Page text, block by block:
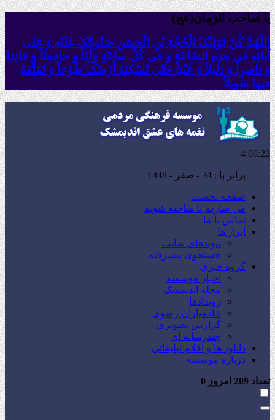
یا صاحب الزمان(عج)
اللّهُمَّ کُنْ لِوَلِیِّکَ الْحُجَّةِ بْنِ الْحَسَنِ صَلَواتُکَ عَلَیْهِ وَ عَلى
آبائِهِ فی هذِهِ السّاعَةِ وَ فی کُلِّ ساعَةٍ وَلِیّاً وَ حافِظاً وَ قائِدا
‏وَ ناصِراً وَ دَلیلاً وَ عَیْناً حَتّى تُسْکِنَهُ أَرْضَک َطَوْعاً وَ تُمَتِّعَهُ
فیها طَویلاً
4:06:24
برابر با : 24 - صفر - 1448
صفحه نخست
می سازیم تا ساخته شویم
تماس با ما
ابزار ها
پیوندهای سایت
جستجوی پیشرفته
گروه خبری
اخبار موسسه
مجله اندیمشک
رویدادها
خادمیاران رضوی
گزارش تصویری
چندرسانه ای
دانلود ها و اقلام تبلیغاتی
درباره موسسه
تعداد امروز 0